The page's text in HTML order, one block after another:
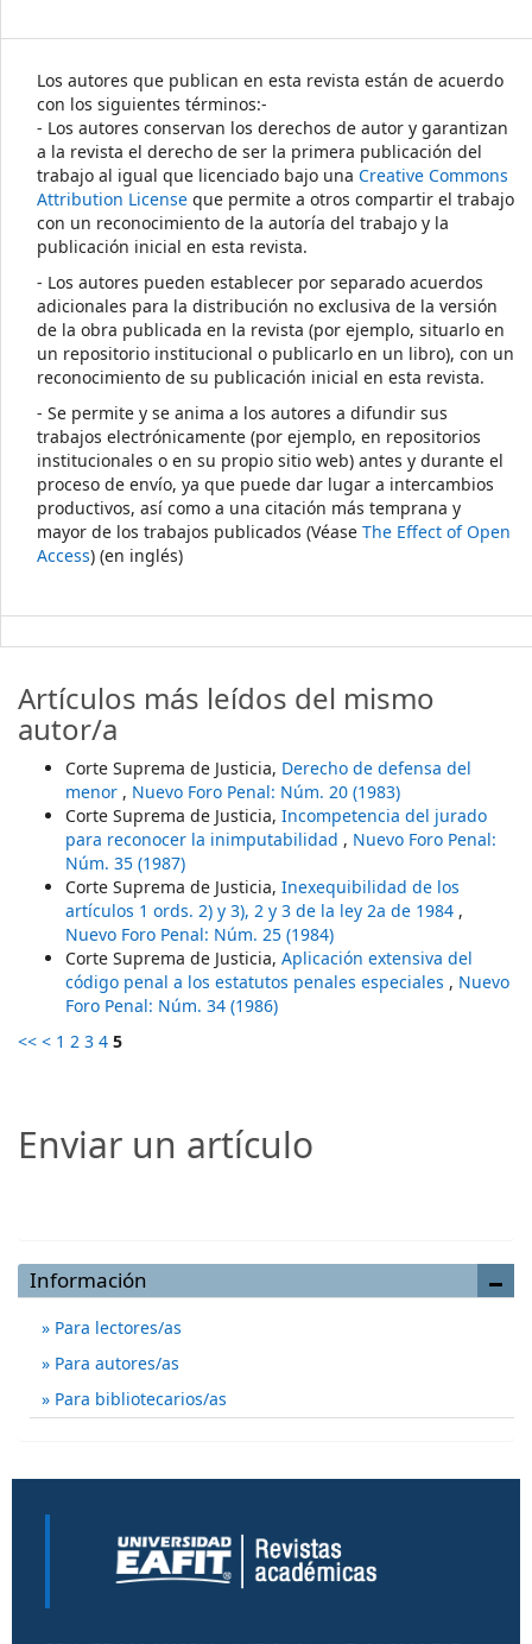
Los autores que publican en esta revista están de acuerdo
con los siguientes términos:-
- Los autores conservan los derechos de autor y garantizan
a la revista el derecho de ser la primera publicación del
trabajo al igual que licenciado bajo una Creative Commons
Attribution License que permite a otros compartir el trabajo
con un reconocimiento de la autoría del trabajo y la
publicación inicial en esta revista.
- Los autores pueden establecer por separado acuerdos
adicionales para la distribución no exclusiva de la versión
de la obra publicada en la revista (por ejemplo, situarlo en
un repositorio institucional o publicarlo en un libro), con un
reconocimiento de su publicación inicial en esta revista.
- Se permite y se anima a los autores a difundir sus
trabajos electrónicamente (por ejemplo, en repositorios
institucionales o en su propio sitio web) antes y durante el
proceso de envío, ya que puede dar lugar a intercambios
productivos, así como a una citación más temprana y
mayor de los trabajos publicados (Véase The Effect of Open
Access) (en inglés)
Artículos más leídos del mismo
autor/a
Corte Suprema de Justicia, Derecho de defensa del
menor , Nuevo Foro Penal: Núm. 20 (1983)
Corte Suprema de Justicia, Incompetencia del jurado
para reconocer la inimputabilidad , Nuevo Foro Penal:
Núm. 35 (1987)
Corte Suprema de Justicia, Inexequibilidad de los
artículos 1 ords. 2) y 3), 2 y 3 de la ley 2a de 1984 ,
Nuevo Foro Penal: Núm. 25 (1984)
Corte Suprema de Justicia, Aplicación extensiva del
código penal a los estatutos penales especiales , Nuevo
Foro Penal: Núm. 34 (1986)
<< < 1 2 3 4 5
Enviar un artículo
Información
Para lectores/as
Para autores/as
Para bibliotecarios/as